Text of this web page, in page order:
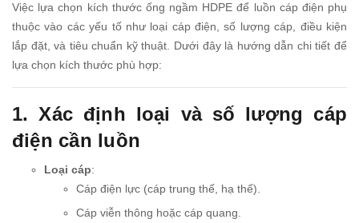
Việc lựa chọn kích thước ống ngầm HDPE để luồn cáp điện phụ
thuộc vào các yếu tố như loại cáp điện, số lượng cáp, điều kiện
lắp đặt, và tiêu chuẩn kỹ thuật. Dưới đây là hướng dẫn chi tiết để
lựa chọn kích thước phù hợp:
1. Xác định loại và số lượng cáp
điện cần luồn
Loại cáp:
Cáp điện lực (cáp trung thế, hạ thế).
Cáp viễn thông hoặc cáp quang.